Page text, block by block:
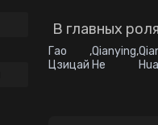
В главных
Гао
Цзицай
,Qianying
He
,